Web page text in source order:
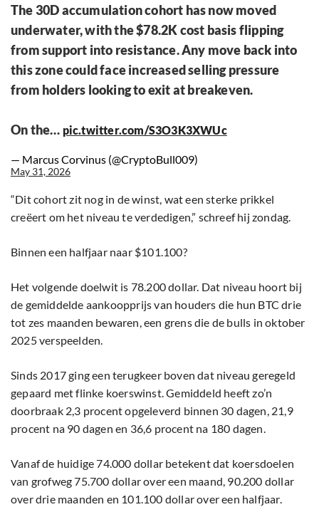
The 30D accumulation cohort has now moved
underwater, with the $78.2K cost basis flipping
from support into resistance. Any move back into
this zone could face increased selling pressure
from holders looking to exit at breakeven.
On the… pic.twitter.com/S3O3K3XWUc
— Marcus Corvinus (@CryptoBull009)
May 31, 2026
“Dit cohort zit nog in de winst, wat een sterke prikkel
creëert om het niveau te verdedigen,” schreef hij zondag.
Binnen een halfjaar naar $101.100?
Het volgende doelwit is 78.200 dollar. Dat niveau hoort bij
de gemiddelde aankoopprijs van houders die hun BTC drie
tot zes maanden bewaren, een grens die de bulls in oktober
2025 verspeelden.
Sinds 2017 ging een terugkeer boven dat niveau geregeld
gepaard met flinke koerswinst. Gemiddeld heeft zo’n
doorbraak 2,3 procent opgeleverd binnen 30 dagen, 21,9
procent na 90 dagen en 36,6 procent na 180 dagen.
Vanaf de huidige 74.000 dollar betekent dat koersdoelen
van grofweg 75.700 dollar over een maand, 90.200 dollar
over drie maanden en 101.100 dollar over een halfjaar.